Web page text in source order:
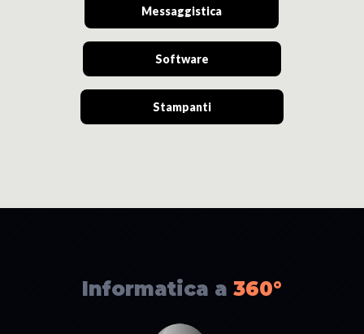
Messaggistica
Software
Stampanti
Informatica a 360°